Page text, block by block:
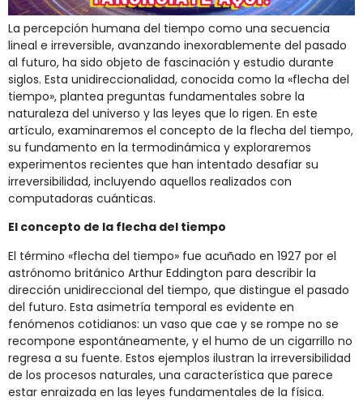
La percepción humana del tiempo como una secuencia
lineal e irreversible, avanzando inexorablemente del pasado
al futuro, ha sido objeto de fascinación y estudio durante
siglos. Esta unidireccionalidad, conocida como la «flecha del
tiempo», plantea preguntas fundamentales sobre la
naturaleza del universo y las leyes que lo rigen. En este
artículo, examinaremos el concepto de la flecha del tiempo,
su fundamento en la termodinámica y exploraremos
experimentos recientes que han intentado desafiar su
irreversibilidad, incluyendo aquellos realizados con
computadoras cuánticas.
El concepto de la flecha del tiempo
El término «flecha del tiempo» fue acuñado en 1927 por el
astrónomo británico Arthur Eddington para describir la
dirección unidireccional del tiempo, que distingue el pasado
del futuro. Esta asimetría temporal es evidente en
fenómenos cotidianos: un vaso que cae y se rompe no se
recompone espontáneamente, y el humo de un cigarrillo no
regresa a su fuente. Estos ejemplos ilustran la irreversibilidad
de los procesos naturales, una característica que parece
estar enraizada en las leyes fundamentales de la física.